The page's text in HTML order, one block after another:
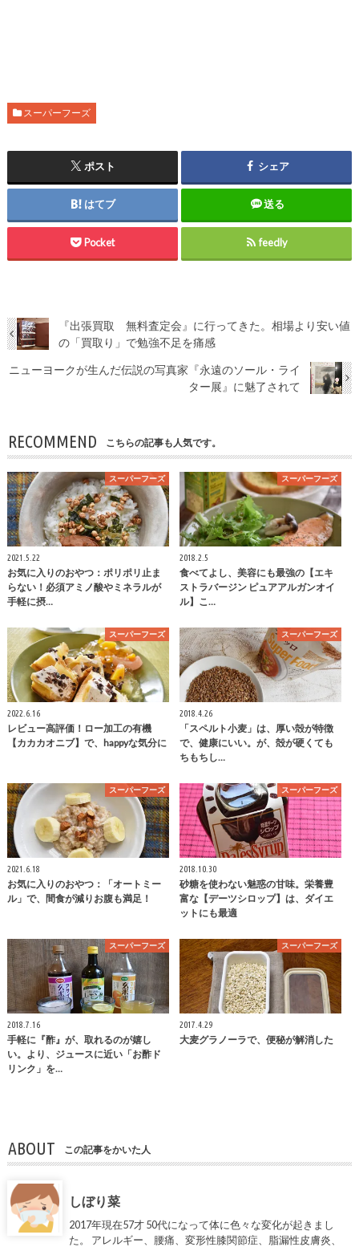
スーパーフーズ
ポスト シェア
はてブ 送る
Pocket feedly
『出張買取 無料査定会』に行ってきた。相場より安い値
の「買取り」で勉強不足を痛感
ニューヨークが生んだ伝説の写真家『永遠のソール・ライ
ター展』に魅了されて
RECOMMEND こちらの記事も人気です。
スーパーフーズ
2021.5.22
お気に入りのおやつ：ポリポリ止ま
らない！必須アミノ酸やミネラルが
手軽に摂…
スーパーフーズ
2018.2.5
食べてよし、美容にも最強の【エキ
ストラバージン ピュアアルガンオイ
ル】こ…
スーパーフーズ
2022.6.16
レビュー高評価！ロー加工の有機
【カカカオニブ】で、happyな気分に
スーパーフーズ
2018.4.26
「スペルト小麦」は、厚い殻が特徴
で、健康にいい。が、殻が硬くても
ちもちし…
スーパーフーズ
2021.6.18
お気に入りのおやつ：「オートミー
ル」で、間食が減りお腹も満足！
スーパーフーズ
2018.10.30
砂糖を使わない魅惑の甘味。栄養豊
富な【デーツシロップ】は、ダイエ
ットにも最適
スーパーフーズ
2018.7.16
手軽に『酢』が、取れるのが嬉し
い。より、ジュースに近い「お酢ド
リンク」を…
スーパーフーズ
2017.4.29
大麦グラノーラで、便秘が解消した
ABOUT この記事をかいた人
しぼり菜
2017年現在57才 50代になって体に色々な変化が起きまし
た。 アレルギー、腰痛、変形性膝関節症、脂漏性皮膚炎、